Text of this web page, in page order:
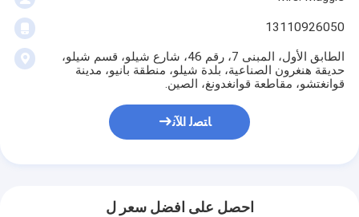
13110926050
الطابق الأول، المبنى 7، رقم 46، شارع شيلو، قسم شيلو،
حديقة هنغرون الصناعية، بلدة شيلو، منطقة بانيو، مدينة
قوانغتشو، مقاطعة قوانغدونغ، الصين.
ﺎﺘﺼﻟ ﺍﻶﻧ
احصل على افضل سعر ل